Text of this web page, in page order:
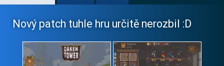
Nový patch tuhle hru určitě nerozbil :D